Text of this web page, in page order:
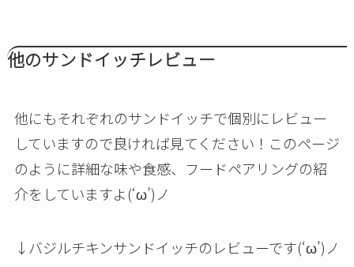
他のサンドイッチレビュー
他にもそれぞれのサンドイッチで個別にレビュー
していますので良ければ見てください！このページ
のように詳細な味や食感、フードペアリングの紹
介をしていますよ(‘ω’)ノ
↓バジルチキンサンドイッチのレビューです(‘ω’)ノ